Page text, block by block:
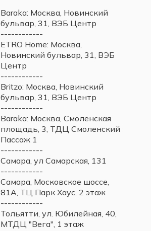
Baraka: Москва, Новинский
бульвар, 31, ВЭБ Центр
------------
ETRO Home: Москва,
Новинский бульвар, 31, ВЭБ
Центр
------------
Britzo: Москва, Новинский
бульвар, 31, ВЭБ Центр
------------
Baraka: Москва, Смоленская
площадь, 3, ТДЦ Смоленский
Пассаж 1
------------
Самара, ул Самарская, 131
------------
Самара, Московское шоссе,
81А, ТЦ Парк Хаус, 2 этаж
------------
Тольятти, ул. Юбилейная, 40,
МТДЦ "Вега", 1 этаж